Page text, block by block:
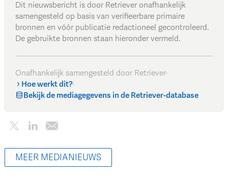
Dit nieuwsbericht is door Retriever onafhankelijk
samengesteld op basis van verifieerbare primaire
bronnen en vóór publicatie redactioneel gecontroleerd.
De gebruikte bronnen staan hieronder vermeld.
Onafhankelijk samengesteld door Retriever·
Hoe werkt dit?·
Bekijk de mediagegevens in de Retriever-database
MEER MEDIANIEUWS